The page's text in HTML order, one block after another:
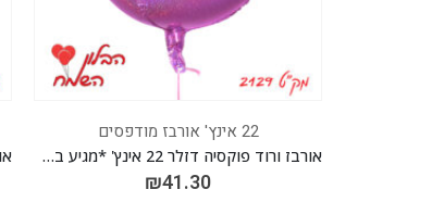
22 אינץ' אורבז מודפסים
אורבז ורוד בייבי דזלר 22 אינץ' *מגיע בסיטונאות חבילה של 5 יח'*
₪41.30